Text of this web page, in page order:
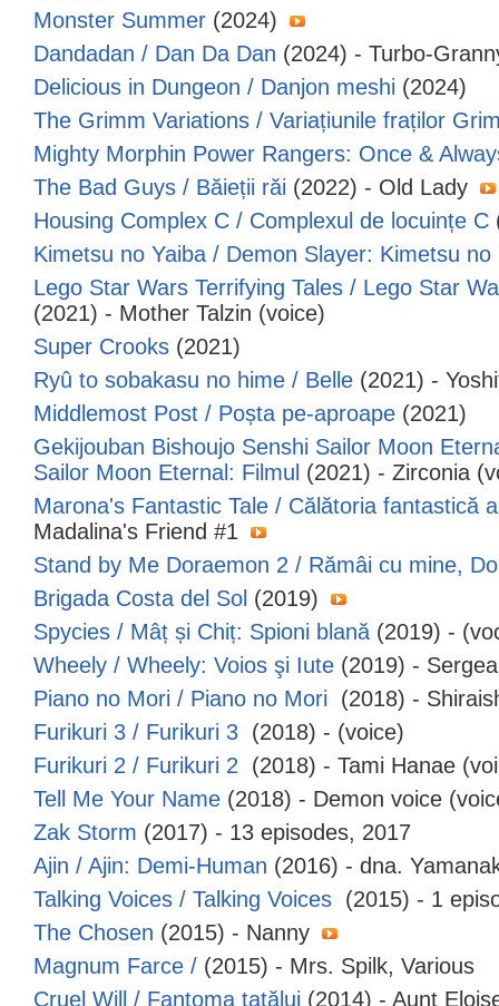
Monster Summer (2024)
Dandadan / Dan Da Dan (2024) - Turbo-
Delicious in Dungeon / Danjon meshi (2024)
The Grimm Variations / Variațiunile fraților
Mighty Morphin Power Rangers: Once &
The Bad Guys / Băieții răi (2022) - Old Lady
Housing Complex C / Complexul de locuințe C
Kimetsu no Yaiba / Demon Slayer: Kimetsu no
Lego Star Wars Terrifying Tales / Lego Star
(2021) - Mother Talzin (voice)
Super Crooks (2021)
Ryû to sobakasu no hime / Belle (2021) -
Middlemost Post / Poșta pe-aproape (2021)
Gekijouban Bishoujo Senshi Sailor Moon
Sailor Moon Eternal: Filmul (2021) - Zirconia
Marona's Fantastic Tale / Călătoria fantastică
Madalina's Friend #1
Stand by Me Doraemon 2 / Rămâi cu mine,
Brigada Costa del Sol (2019)
Spycies / Mâț și Chiț: Spioni blană (2019) -
Wheely / Wheely: Voios şi Iute (2019) -
Piano no Mori / Piano no Mori
(2018) -
Furikuri 3 / Furikuri 3 (2018) - (voice)
Furikuri 2 / Furikuri 2
(2018) - Tami Hanae
Tell Me Your Name (2018) - Demon voice
Zak Storm (2017) - 13 episodes, 2017
Ajin / Ajin: Demi-Human (2016) - dna.
Talking Voices / Talking Voices (2015) - 1
The Chosen (2015) - Nanny
Magnum Farce / (2015) - Mrs. Spilk, Various
Cruel Will / Fantoma tatălui (2014) - Aunt